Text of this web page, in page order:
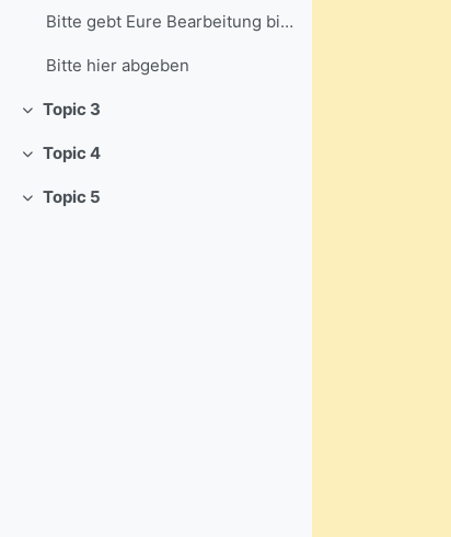
Bitte gebt Eure Bearbeitung bis 31.08.2020 ab.
Bitte hier abgeben
Einklappen
Topic 3
Einklappen
Topic 4
Einklappen
Topic 5